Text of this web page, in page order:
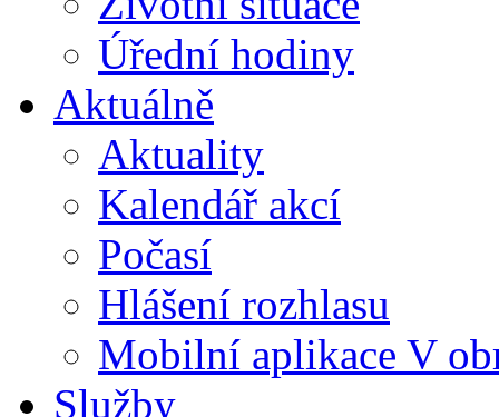
Úřední hodiny
Aktuálně
Aktuality
Kalendář akcí
Počasí
Hlášení rozhlasu
Mobilní aplikace V
Služby